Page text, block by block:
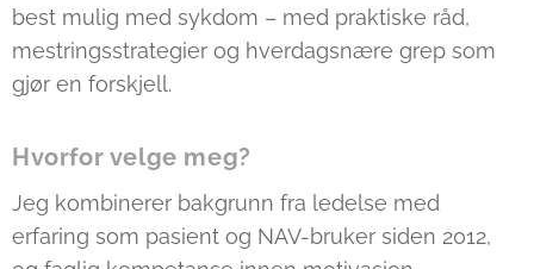
best mulig med sykdom – med praktiske råd,
mestringsstrategier og hverdagsnære grep som
gjør en forskjell.
Hvorfor velge meg?
Jeg kombinerer bakgrunn fra ledelse med
erfaring som pasient og NAV-bruker siden 2012,